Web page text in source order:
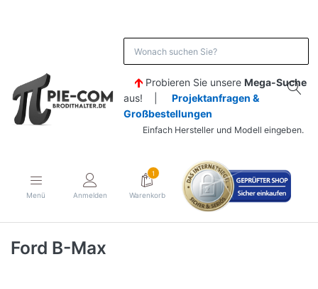
Probieren Sie unsere Mega-Suche
aus! | Projektanfragen &
Großbestellungen
Einfach Hersteller und Modell eingeben.
Menü Anmelden
1
Warenkorb
Ford B-Max